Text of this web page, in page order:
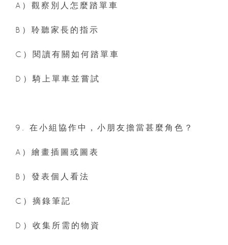
A）觀察別人怎麼踏單車
B）聆聽家長的指示
C）閱讀有關如何踏單車
D）騎上單車並嘗試
9. 在小組協作中，小朋友擔當甚麼角色？
A）繪畫插圖或圖表
B）發表個人看法
C）摘錄筆記
D）收集所需的物資